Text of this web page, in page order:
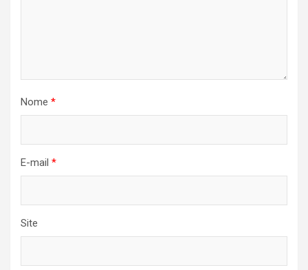
Nome *
E-mail *
Site